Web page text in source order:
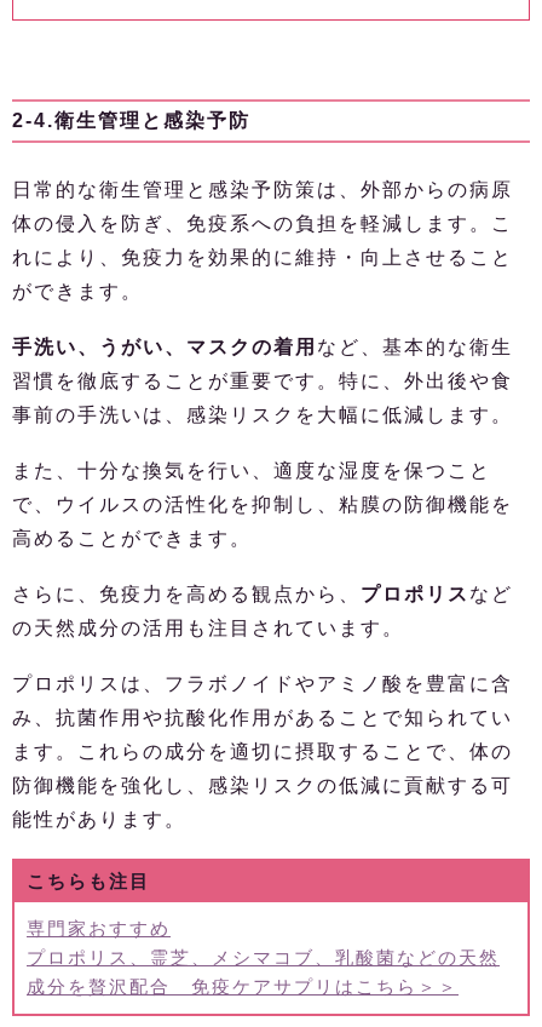
2-4.衛生管理と感染予防
日常的な衛生管理と感染予防策は、外部からの病原
体の侵入を防ぎ、免疫系への負担を軽減します。こ
れにより、免疫力を効果的に維持・向上させること
ができます。
手洗い、うがい、マスクの着用 など、基本的な衛生
習慣を徹底することが重要です。特に、外出後や食
事前の手洗いは、感染リスクを大幅に低減します。
また、十分な換気を行い、適度な湿度を保つこと
で、ウイルスの活性化を抑制し、粘膜の防御機能を
高めることができます。
さらに、免疫力を高める観点から、 プロポリス など
の天然成分の活用も注目されています。
プロポリスは、フラボノイドやアミノ酸を豊富に含
み、抗菌作用や抗酸化作用があることで知られてい
ます。これらの成分を適切に摂取することで、体の
防御機能を強化し、感染リスクの低減に貢献する可
能性があります。
こちらも注目
専門家おすすめ
プロポリス、霊芝、メシマコブ、乳酸菌などの天然
成分を贅沢配合 免疫ケアサプリはこちら＞＞